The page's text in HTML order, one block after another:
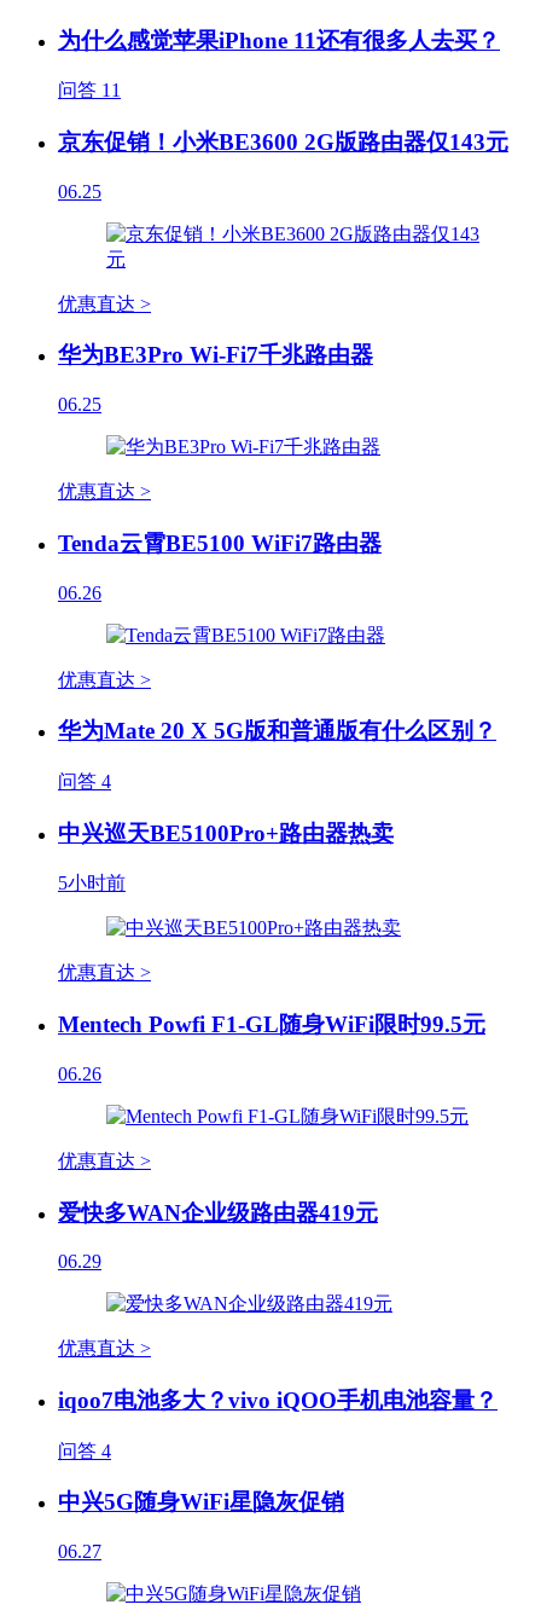
为什么感觉苹果iPhone 11还有很多人去买？
问答 11
京东促销！小米BE3600 2G版路由器仅143元
06.25
优惠直达 >
华为BE3Pro Wi-Fi7千兆路由器
06.25
优惠直达 >
Tenda云霄BE5100 WiFi7路由器
06.26
优惠直达 >
华为Mate 20 X 5G版和普通版有什么区别？
问答 4
中兴巡天BE5100Pro+路由器热卖
5小时前
优惠直达 >
Mentech Powfi F1-GL随身WiFi限时99.5元
06.26
优惠直达 >
爱快多WAN企业级路由器419元
06.29
优惠直达 >
iqoo7电池多大？vivo iQOO手机电池容量？
问答 4
中兴5G随身WiFi星隐灰促销
06.27